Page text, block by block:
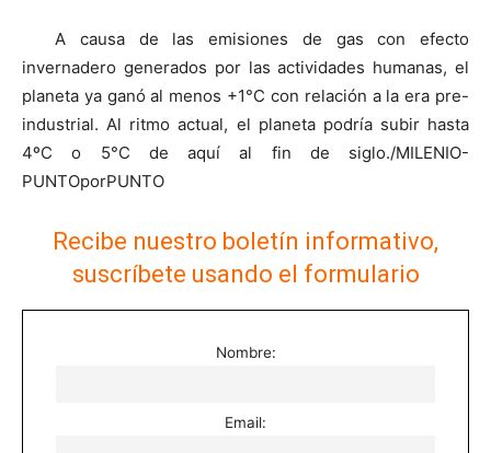
A causa de las emisiones de gas con efecto
invernadero generados por las actividades humanas, el
planeta ya ganó al menos +1°C con relación a la era pre-
industrial. Al ritmo actual, el planeta podría subir hasta
4ºC o 5°C de aquí al fin de siglo./MILENIO-
PUNTOporPUNTO
Recibe nuestro boletín informativo,
suscríbete usando el formulario
Nombre:
Email: